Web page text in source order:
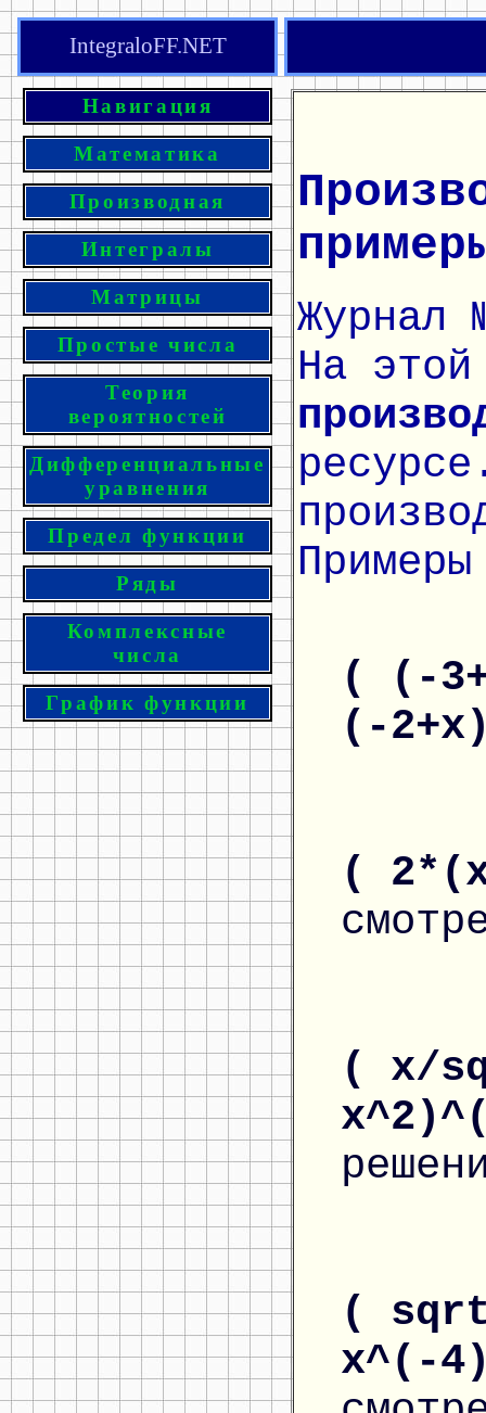
IntegraloFF.NET
Навигация
Математика
Производная
Интегралы
Матрицы
Простые числа
Теория
вероятностей
Дифференциальные
уравнения
Предел функции
Ряды
Комплексные
числа
График функции
Журнал
На
( (-
(-
(
( x/
(
x^(-